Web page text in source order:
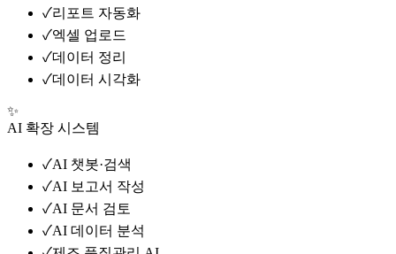
✓리포트 자동화
✓엑셀 업로드
✓데이터 정리
✓데이터 시각화
✨
AI 확장 시스템
✓AI 챗봇·검색
✓AI 보고서 작성
✓AI 문서 검토
✓AI 데이터 분석